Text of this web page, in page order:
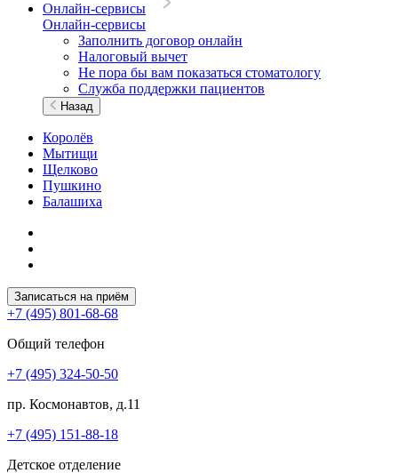
Онлайн-сервисы
Онлайн-сервисы
Заполнить договор онлайн
Налоговый вычет
Не пора бы вам показаться стоматологу
Служба поддержки пациентов
Назад
Королёв
Мытищи
Щелково
Пушкино
Балашиха
Записаться на приём
+7 (495) 801-68-68
Общий телефон
+7 (495) 324-50-50
пр. Космонавтов, д.11
+7 (495) 151-88-18
Детское отделение